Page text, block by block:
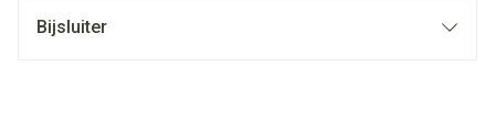
Bijsluiter